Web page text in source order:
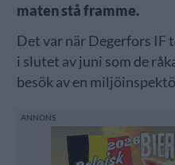
maten stå framme.
Det var när Degerfors IF
i slutet av juni som de
besök av en